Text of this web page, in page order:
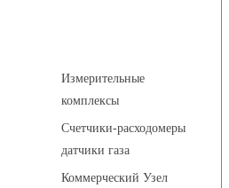
Измерительные
комплексы
Счетчики-расходомеры
датчики газа
Коммерческий Узел